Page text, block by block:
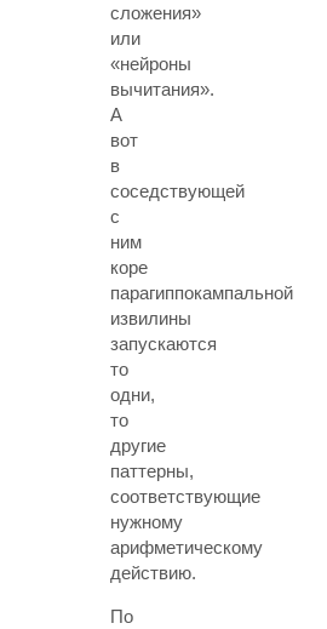
сложения»
или
«нейроны
вычитания».
А
вот
в
соседствующей
с
ним
коре
парагиппокампальной
извилины
запускаются
то
одни,
то
другие
паттерны,
соответствующие
нужному
арифметическому
действию.
По